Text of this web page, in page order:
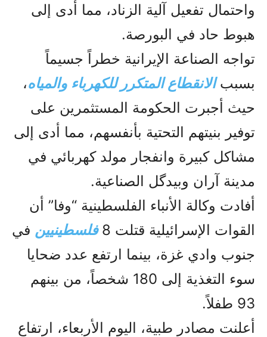
واحتمال تفعيل آلية الزناد، مما أدى إلى
هبوط حاد في البورصة.
تواجه الصناعة الإيرانية خطراً جسيماً
بسببالانقطاع المتكرر للكهرباء والمياه،
حيث أجبرت الحكومة المستثمرين على
توفير بنيتهم التحتية بأنفسهم، مما أدى إلى
مشاكل كبيرة وانفجار مولد كهربائي في
مدينة آران وبيدگل الصناعية.
أفادت وكالة الأنباء الفلسطينية “وفا” أن
القوات الإسرائيلية قتلت 8
فلسطينيين في
جنوب وادي غزة، بينما ارتفع عدد ضحايا
سوء التغذية إلى 180 شخصاً، من بينهم
93 طفلاً.
أعلنت مصادر طبية، اليوم الأربعاء، ارتفاع